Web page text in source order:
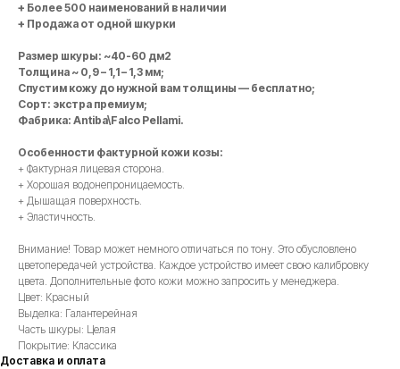
+ Более 500 наименований в наличии
+ Продажа от одной шкурки
Размер шкуры: ~40-60 дм2
Толщина ~ 0,9 – 1,1 – 1,3 мм;
Спустим кожу до нужной вам толщины — бесплатно;
Сорт: экстра премиум;
Фабрика: Antiba\Falco Pellami.
Особенности фактурной кожи козы:
+ Фактурная лицевая сторона.
+ Хорошая водонепроницаемость.
+ Дышащая поверхность.
+ Эластичность.
Внимание! Товар может немного отличаться по тону. Это обусловлено
цветопередачей устройства. Каждое устройство имеет свою калибровку
цвета. Дополнительные фото кожи можно запросить у менеджера.
Цвет: Красный
Выделка: Галантерейная
Часть шкуры: Целая
Покрытие: Классика
Доставка и оплата